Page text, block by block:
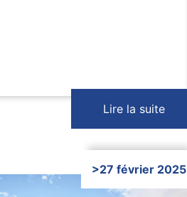
Lire la suite
>27 février 2025